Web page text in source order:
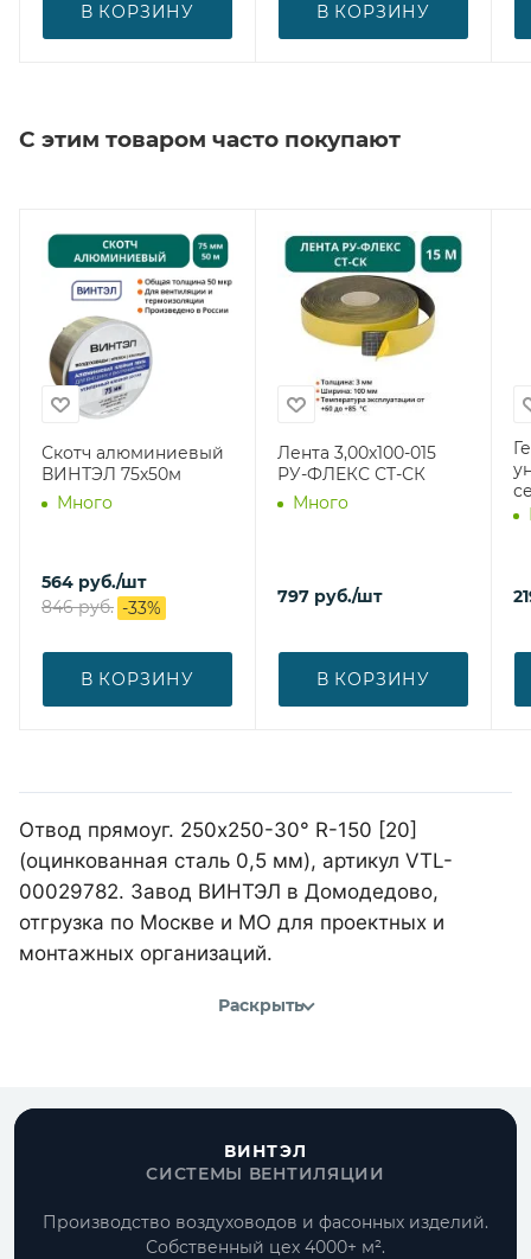
В КОРЗИНУ В КОРЗИНУ
С этим товаром часто покупают
Скотч алюминиевый
ВИНТЭЛ 75х50м
Много
564 руб./шт
846руб. -33%
В КОРЗИНУ
Лента 3,00х100-015
РУ-ФЛЕКС СТ-СК
Много
797 руб./шт
В КОРЗИНУ
Отвод прямоуг. 250х250-30° R-150 [20]
(оцинкованная сталь 0,5 мм), артикул VTL-
00029782. Завод ВИНТЭЛ в Домодедово,
отгрузка по Москве и МО для проектных и
монтажных организаций.
Раскрыть
ВИНТЭЛ
СИСТЕМЫ ВЕНТИЛЯЦИИ
Производство воздуховодов и фасонных изделий.
Собственный цех 4000+ м².